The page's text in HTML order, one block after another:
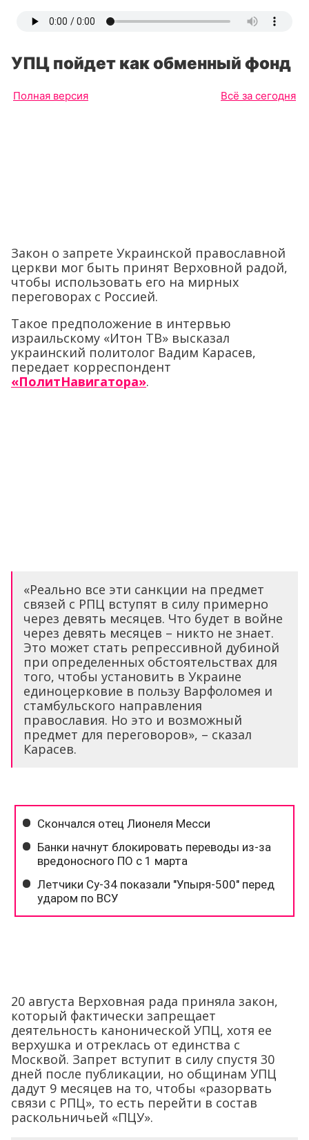
УПЦ пойдет как обменный фонд
Полная версия Всё за сегодня
Закон о запрете Украинской православной
церкви мог быть принят Верховной радой,
чтобы использовать его на мирных
переговорах с Россией.
Такое предположение в интервью
израильскому «Итон ТВ» высказал
украинский политолог Вадим Карасев,
передает корреспондент
«ПолитНавигатора».
«Реально все эти санкции на предмет
связей с РПЦ вступят в силу примерно
через девять месяцев. Что будет в войне
через девять месяцев – никто не знает.
Это может стать репрессивной дубиной
при определенных обстоятельствах для
того, чтобы установить в Украине
единоцерковие в пользу Варфоломея и
стамбульского направления
православия. Но это и возможный
предмет для переговоров», – сказал
Карасев.
20 августа Верховная рада приняла закон,
который фактически запрещает
деятельность канонической УПЦ, хотя ее
верхушка и отреклась от единства с
Москвой. Запрет вступит в силу спустя 30
дней после публикации, но общинам УПЦ
дадут 9 месяцев на то, чтобы «разорвать
связи с РПЦ», то есть перейти в состав
раскольничьей «ПЦУ».